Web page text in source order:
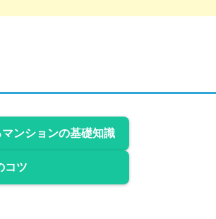
ンションの基礎知識
コツ